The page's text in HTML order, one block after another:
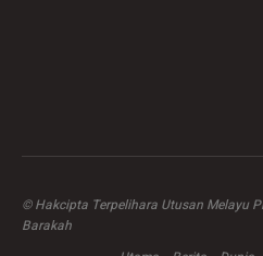
© Hakcipta Terpelihara Utusan Melayu
Barakah